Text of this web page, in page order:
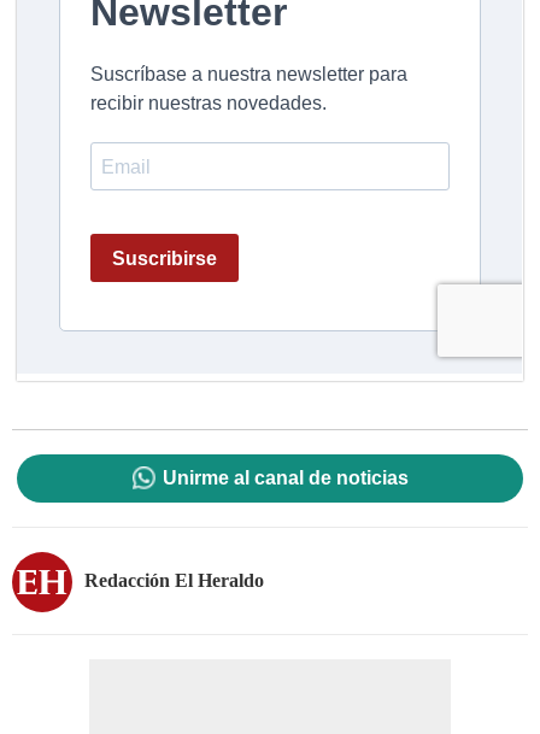
Unirme al canal de noticias
Redacción El Heraldo